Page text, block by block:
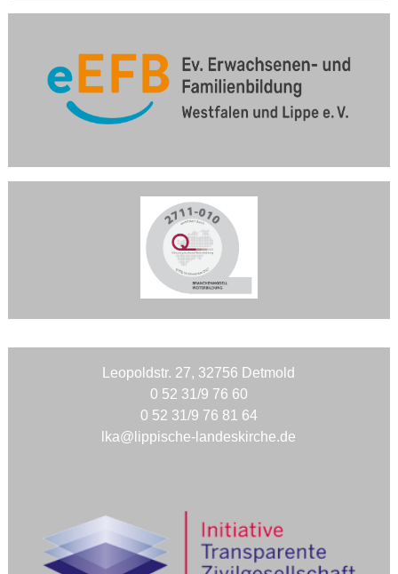
Leopoldstr. 27, 32756 Detmold
0 52 31/9 76 60
0 52 31/9 76 81 64
lka@lippische-landeskirche.de